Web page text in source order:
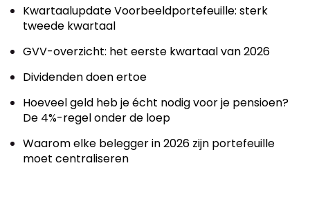
Kwartaalupdate Voorbeeldportefeuille: sterk
tweede kwartaal
GVV-overzicht: het eerste kwartaal van 2026
Dividenden doen ertoe
Hoeveel geld heb je écht nodig voor je pensioen?
De 4%-regel onder de loep
Waarom elke belegger in 2026 zijn portefeuille
moet centraliseren